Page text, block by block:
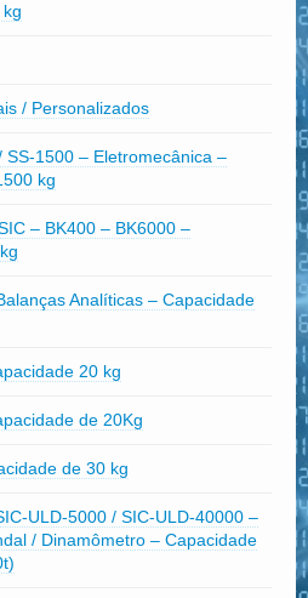
/ Personalizados
SS-1500 – Eletromecânica –
kg
– BK400 – BK6000 –
Analíticas – Capacidade
20 kg
de 20Kg
de 30 kg
ULD-5000 / SIC-ULD-40000 –
/ Dinamômetro – Capacidade